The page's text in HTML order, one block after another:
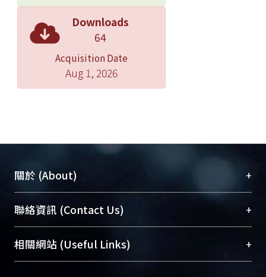
Downloads
64
Acquisition Date
Aug 1, 2026
關於 (About) +
臺大位居世界頂尖大學之列，為永久珍藏及向國際
展現本校豐碩的研究成果及學術能量，圖書館整合
機構典藏（NTUR）與學術庫（AH）不同功能平
台，成為臺大學術典藏NTU scholars。期能整合研
聯絡資訊 (Contact Us) +
總館學科館員(Main Library)
醫學圖書館學科館員(Medical Library)
相關網站 (Useful Links) +